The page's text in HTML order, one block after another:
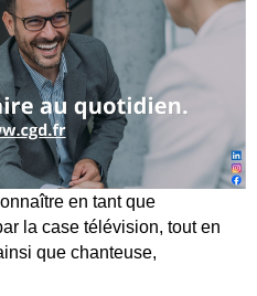
en tant que
la case télévision, tout en
que chanteuse,